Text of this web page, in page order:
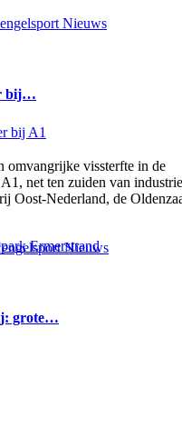
Nieuws
bij…
vissterfte in de
net ten zuiden van
Oost-Nederland, de
Nieuws
grote…